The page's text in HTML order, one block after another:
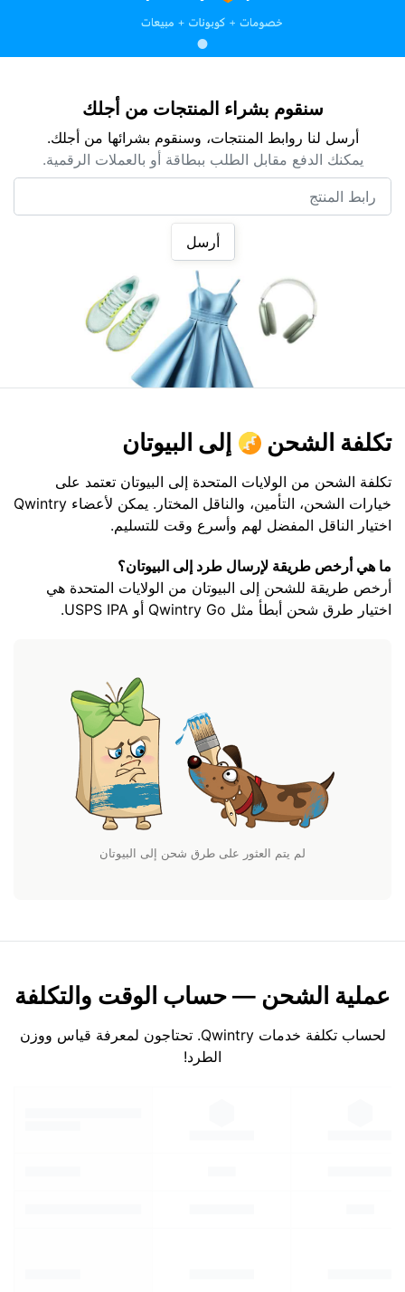
سنقوم بشراء المنتجات من أجلك
أرسل لنا روابط المنتجات، وسنقوم بشرائها من أجلك.
يمكنك الدفع مقابل الطلب ببطاقة أو بالعملات الرقمية.
أرسل
تكلفة الشحن إلى البيوتان
تكلفة الشحن من الولايات المتحدة إلى البيوتان تعتمد على
خيارات الشحن، التأمين، والناقل المختار. يمكن لأعضاء Qwintry
اختيار الناقل المفضل لهم وأسرع وقت للتسليم.
ما هي أرخص طريقة لإرسال طرد إلى البيوتان؟
أرخص طريقة للشحن إلى البيوتان من الولايات المتحدة هي
اختيار طرق شحن أبطأ مثل Qwintry Go أو USPS IPA.
لم يتم العثور على طرق شحن إلى البيوتان
عملية الشحن — حساب الوقت والتكلفة
لحساب تكلفة خدمات Qwintry. تحتاجون لمعرفة قياس ووزن
الطرد!